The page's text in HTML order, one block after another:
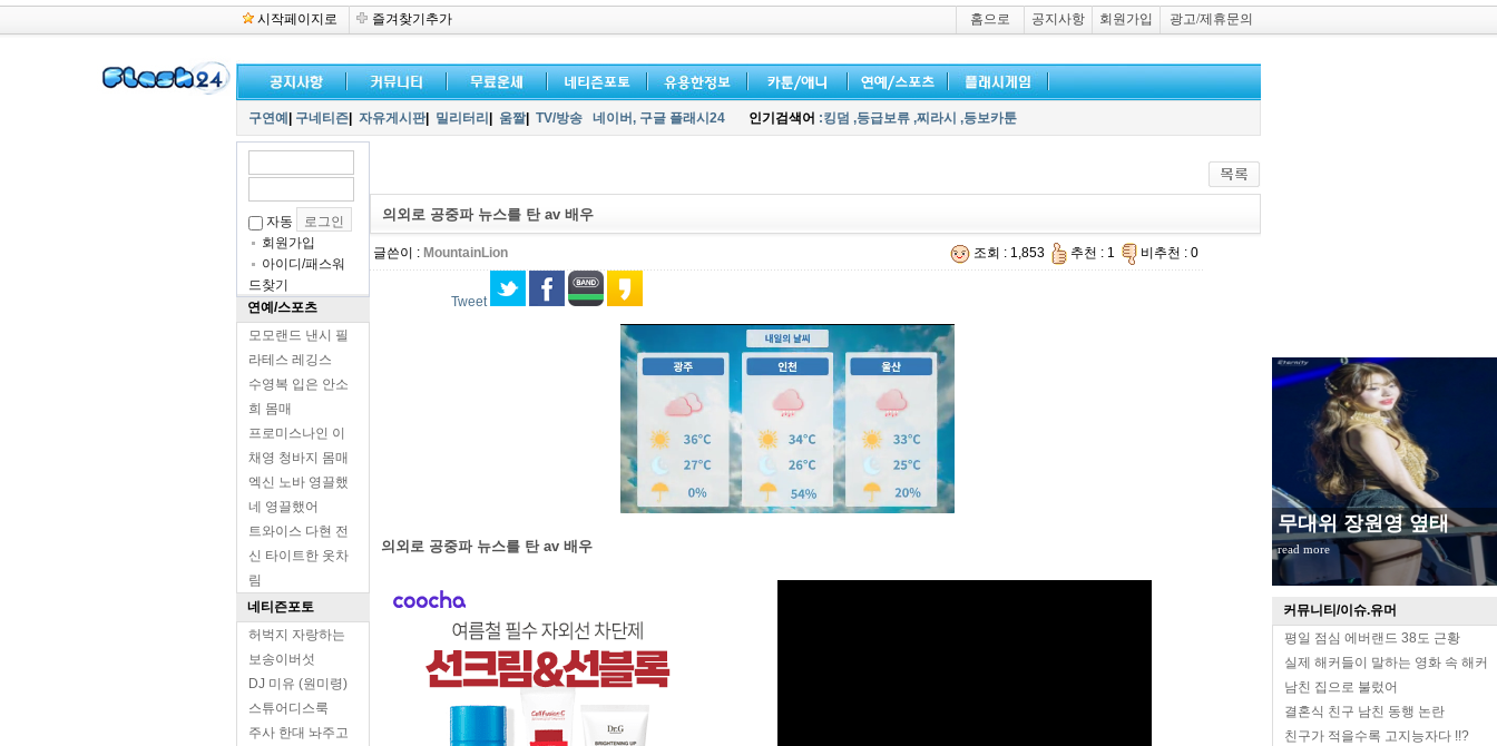
시작페이지로 즐겨찾기추가 홈으로 공지사항 회원가입 광고/제휴문의
무대위 장원영 옆태
read more
커뮤니티/이슈.유머
평일 점심 에버랜드 38도 근황
실제 해커들이 말하는 영화 속 해커
남친 집으로 불렀어
결혼식 친구 남친 동행 논란
친구가 적을수록 고지능자다 !!?
구연예 구네티즌 자유게시판| 밀리터리 움짤| TV/방송 네이버, 구글 플래시24 인기검색어 :킹덤 ,등급보류 ,찌라시 ,등보카툰
자동
회원가입
아이디/패스워
드찾기
연예/스포츠
모모랜드 낸시 필
라테스 레깅스
수영복 입은 안소
희 몸매
프로미스나인 이
채영 청바지 몸매
엑신 노바 영끌했
네 영끌했어
트와이스 다현 전
신 타이트한 옷차
림
네티즌포토
허벅지 자랑하는
보송이버섯
DJ 미유 (원미령)
스튜어디스룩
주사 한대 놔주고
의외로 공중파 뉴스를 탄 av 배우
글쓴이 : MountainLion 조회 : 1,853 추천 : 1 비추천 : 0
Tweet
의외로 공중파 뉴스를 탄 av 배우